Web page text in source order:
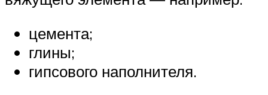
цемента;
глины;
гипсового наполнителя.